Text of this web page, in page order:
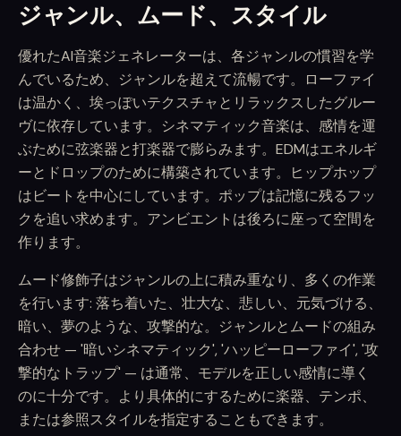
ジャンル、ムード、スタイル
優れたAI音楽ジェネレーターは、各ジャンルの慣習を学
んでいるため、ジャンルを超えて流暢です。ローファイ
は温かく、埃っぽいテクスチャとリラックスしたグルー
ヴに依存しています。シネマティック音楽は、感情を運
ぶために弦楽器と打楽器で膨らみます。EDMはエネルギ
ーとドロップのために構築されています。ヒップホップ
はビートを中心にしています。ポップは記憶に残るフッ
クを追い求めます。アンビエントは後ろに座って空間を
作ります。
ムード修飾子はジャンルの上に積み重なり、多くの作業
を行います: 落ち着いた、壮大な、悲しい、元気づける、
暗い、夢のような、攻撃的な。ジャンルとムードの組み
合わせ — '暗いシネマティック', 'ハッピーローファイ', '攻
撃的なトラップ' — は通常、モデルを正しい感情に導く
のに十分です。より具体的にするために楽器、テンポ、
または参照スタイルを指定することもできます。